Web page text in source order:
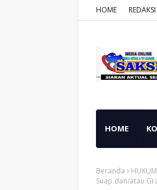
HOME REDAKSI
HOME
Beranda HUKUM
Suap dan/atau